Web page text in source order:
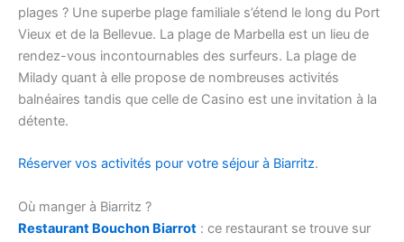
plages ? Une superbe plage familiale s’étend le long du Port
Vieux et de la Bellevue. La plage de Marbella est un lieu de
rendez-vous incontournables des surfeurs. La plage de
Milady quant à elle propose de nombreuses activités
balnéaires tandis que celle de Casino est une invitation à la
détente.
Réserver vos activités pour votre séjour à Biarritz.
Où manger à Biarritz ?
Restaurant Bouchon Biarrot : ce restaurant se trouve sur